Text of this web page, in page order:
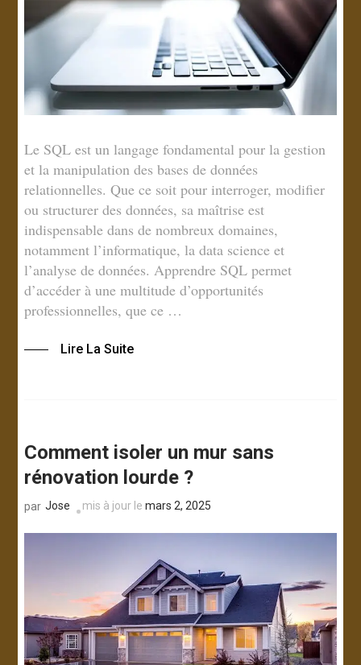
Le SQL est un langage fondamental pour la gestion
et la manipulation des bases de données
relationnelles. Que ce soit pour interroger, modifier
ou structurer des données, sa maîtrise est
indispensable dans de nombreux domaines,
notamment l’informatique, la data science et
l’analyse de données. Apprendre SQL permet
d’accéder à une multitude d’opportunités
professionnelles, que ce …
Lire La Suite
Comment isoler un mur sans
rénovation lourde ?
par Jose mis à jour lemars 2, 2025